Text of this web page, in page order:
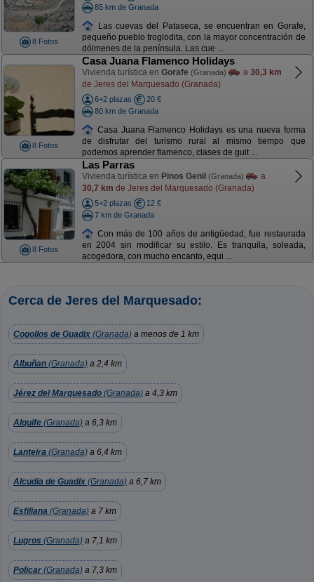
8 Fotos
85 km de Granada
Las cuevas del Pataseca, se encuentran en Gorafe,
pequeño pueblo troglodita, con la mayor concentración de
dólmenes de la península. Las cue ...
8 Fotos
Casa Juana Flamenco Holidays
Vivienda turística en Gorafe (Granada) a 30,3 km
de Jeres del Marquesado (Granada)
6+2 plazas
20 €
80 km de Granada
Casa Juana Flamenco Holidays es una nueva forma
de disfrutar del turismo rural al mismo tiempo que
podemos aprender flamenco, clases de guit ...
8 Fotos
Las Parras
Vivienda turística en Pinos Genil (Granada)
a
30,7 km de Jeres del Marquesado (Granada)
5+2 plazas
12 €
7 km de Granada
Con más de 100 años de antigüedad, fue restaurada
en 2004 sin modificar su estilo. Es tranquila, soleada,
acogedora, con mucho encanto, equi ...
Cerca de Jeres del Marquesado:
Cogollos de Guadix (Granada) a menos de 1 km
Albuñan (Granada) a 2,4 km
Jérez del Marquesado (Granada) a 4,3 km
Alquife (Granada) a 6,3 km
Lanteira (Granada) a 6,4 km
Alcudia de Guadix (Granada) a 6,7 km
Esfiliana (Granada) a 7 km
Lugros (Granada) a 7,1 km
Policar (Granada) a 7,3 km